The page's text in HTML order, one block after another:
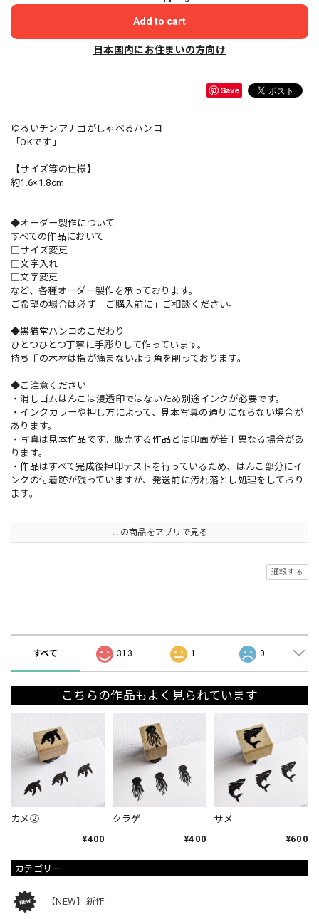
カテゴリー
【NEW】新作
Add to cart
日本国内にお住まいの方向け
Save
ゆるいチンアナゴがしゃべるハンコ
「OKです」
【サイズ等の仕様】
約1.6×1.8cm
◆オーダー製作について
すべての作品において
□サイズ変更
□文字入れ
□文字変更
など、各種オーダー製作を承っております。
ご希望の場合は必ず「ご購入前に」ご相談ください。
◆黒猫堂ハンコのこだわり
ひとつひとつ丁寧に手彫りして作っています。
持ち手の木材は指が痛まないよう角を削っております。
◆ご注意ください
・消しゴムはんこは浸透印ではないため別途インクが必要です。
・インクカラーや押し方によって、見本写真の通りにならない場合が
あります。
・写真は見本作品です。販売する作品とは印面が若干異なる場合があ
ります。
・作品はすべて完成後押印テストを行っているため、はんこ部分にイ
ンクの付着跡が残っていますが、発送前に汚れ落とし処理をしており
ます。
この商品をアプリで見る
通報する
すべて 313 1 0
こちらの作品もよく見られています
カメ②
¥400
クラゲ
¥400
サメ
¥600